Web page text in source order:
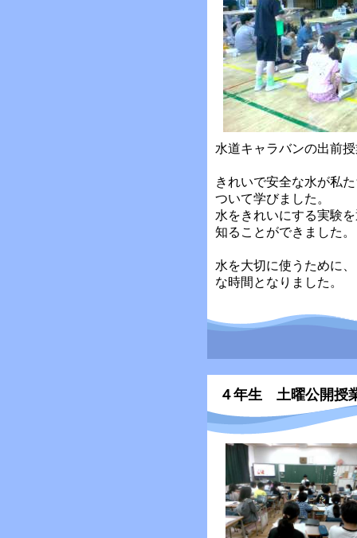
水道キャラバンの出前
きれいで安全な水が私
ついて学びました。
水をきれいにする実験
知ることができました。
水を大切に使うために
な時間となりました。
４年生 土曜公開授